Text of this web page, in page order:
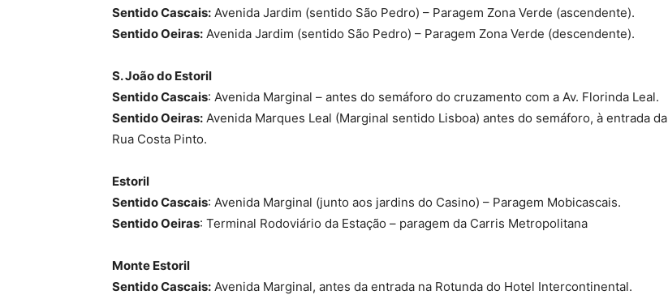
Sentido Cascais: Avenida Jardim (sentido São Pedro) – Paragem Zona Verde (ascendente).
Sentido Oeiras: Avenida Jardim (sentido São Pedro) – Paragem Zona Verde (descendente).
S. João do Estoril
Sentido Cascais: Avenida Marginal – antes do semáforo do cruzamento com a Av. Florinda Leal.
Sentido Oeiras: Avenida Marques Leal (Marginal sentido Lisboa) antes do semáforo, à entrada da
Rua Costa Pinto.
Estoril
Sentido Cascais: Avenida Marginal (junto aos jardins do Casino) – Paragem Mobicascais.
Sentido Oeiras: Terminal Rodoviário da Estação – paragem da Carris Metropolitana
Monte Estoril
Sentido Cascais: Avenida Marginal, antes da entrada na Rotunda do Hotel Intercontinental.